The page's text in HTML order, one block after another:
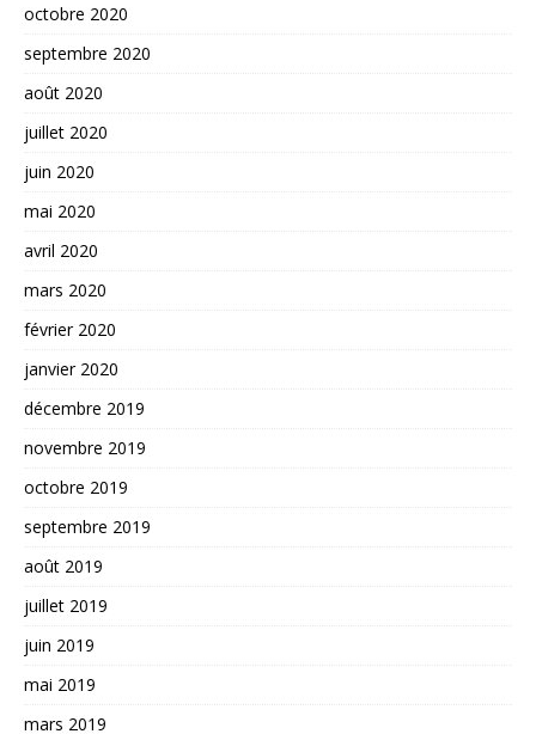
octobre 2020
septembre 2020
août 2020
juillet 2020
juin 2020
mai 2020
avril 2020
mars 2020
février 2020
janvier 2020
décembre 2019
novembre 2019
octobre 2019
septembre 2019
août 2019
juillet 2019
juin 2019
mai 2019
mars 2019